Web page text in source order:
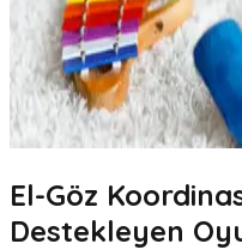
El-Göz
Destekleyen